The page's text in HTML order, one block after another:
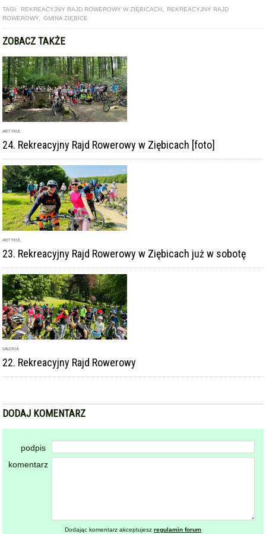
TAGI: REKREACYJNY RAJD ROWEROWY W ZIĘBICACH
REKREACYJNY RAJD
ROWEROWY
GMINA ZIĘBICE
ZOBACZ TAKŻE
ARTYKUŁ
24. Rekreacyjny Rajd Rowerowy w Ziębicach [foto]
ARTYKUŁ
23. Rekreacyjny Rajd Rowerowy w Ziębicach już w sobotę
GALERIA
22. Rekreacyjny Rajd Rowerowy
DODAJ KOMENTARZ
podpis
komentarz
Dodając komentarz akceptujesz regulamin forum